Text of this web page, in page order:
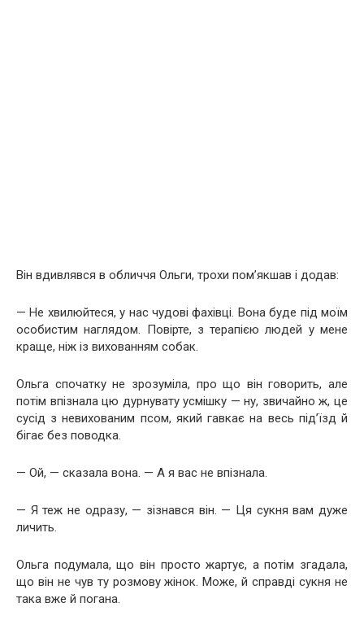
Він вдивлявся в обличчя Ольги, трохи пом’якшав і додав:
— Не хвилюйтеся, у нас чудові фахівці. Вона буде під моїм
особистим наглядом. Повірте, з терапією людей у мене
краще, ніж із вихованням собак.
Ольга спочатку не зрозуміла, про що він говорить, але
потім впізнала цю дурнувату усмішку — ну, звичайно ж, це
сусід з невихованим псом, який гавкає на весь під’їзд й
бігає без поводка.
— Ой, — сказала вона. — А я вас не впізнала.
— Я теж не одразу, — зізнався він. — Ця сукня вам дуже
личить.
Ольга подумала, що він просто жартує, а потім згадала,
що він не чув ту розмову жінок. Може, й справді сукня не
така вже й погана.